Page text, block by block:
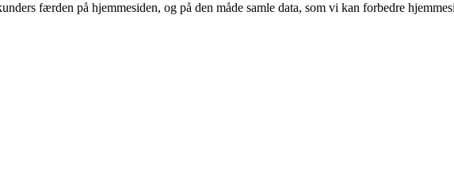
færden på hjemmesiden, og på den måde samle data, som vi kan forbedre